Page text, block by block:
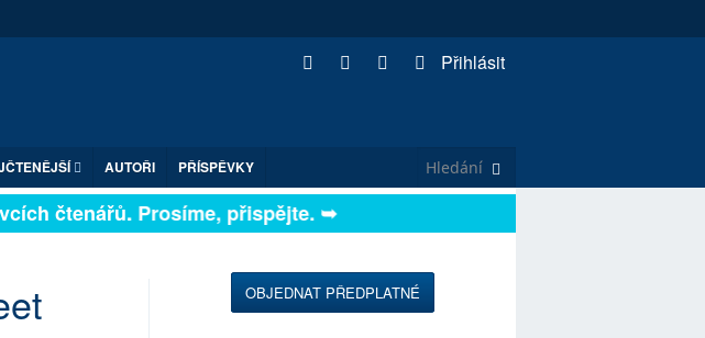
Přihlásit
AUTOŘI PŘÍSPĚVKY
čtenářů. Prosíme, přispějte. ➥
OBJEDNAT PŘEDPLATNÉ